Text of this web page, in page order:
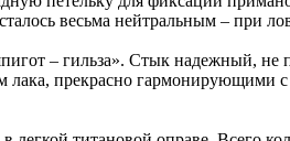
весьма нейтральным – при
– гильза». Стык надежный,
прекрасно гармонирующими